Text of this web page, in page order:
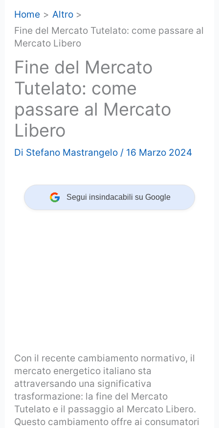
Home
Altro
Fine del Mercato Tutelato: come passare al
Mercato Libero
Fine del Mercato
Tutelato: come
passare al Mercato
Libero
Di Stefano Mastrangelo / 16 Marzo 2024
Segui insindacabili su Google
Con il recente cambiamento normativo, il
mercato energetico italiano sta
attraversando una significativa
trasformazione: la fine del Mercato
Tutelato e il passaggio al Mercato Libero.
Questo cambiamento offre ai consumatori